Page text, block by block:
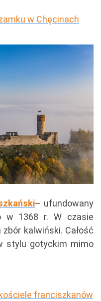
w Chęcinach
– ufundowany
w 1368 r. W czasie
kalwiński. Całość
stylu gotyckim mimo
franciszkanów